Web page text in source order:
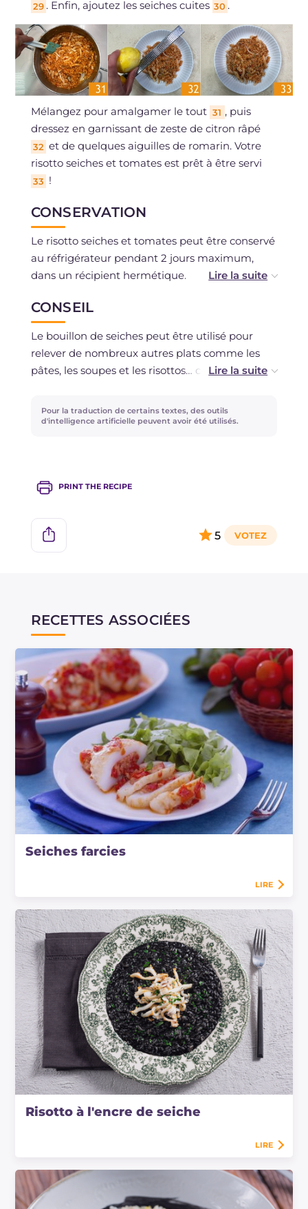
29 . Enfin, ajoutez les seiches cuites 30 .
Mélangez pour amalgamer le tout 31 , puis
dressez en garnissant de zeste de citron râpé
32 et de quelques aiguilles de romarin. Votre
risotto seiches et tomates est prêt à être servi
33 !
CONSERVATION
Le risotto seiches et tomates peut être conservé
au réfrigérateur pendant 2 jours maximum,
dans un récipient hermétique.
Vous pouvez préparer le bouillon de seiches à
l'avance et le conserver au réfrigérateur
pendant un jour ou le congeler.
Les seiches peuvent également être cuites à
un jour.
CONSEIL
Le bouillon de seiches peut être utilisé pour
relever de nombreux autres plats comme les
pâtes, les soupes et les risottos… congelez-le en
prêtes à l'emploi !
Pour la traduction de certains textes, des outils
d'intelligence artificielle peuvent avoir été utilisés.
PRINT THE RECIPE
5
RECETTES ASSOCIÉES
Seiches farcies
LIRE
Risotto à l'encre de seiche
LIRE